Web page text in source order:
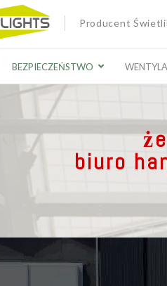
Producent
BEZPIECZEŃSTWO
biuro